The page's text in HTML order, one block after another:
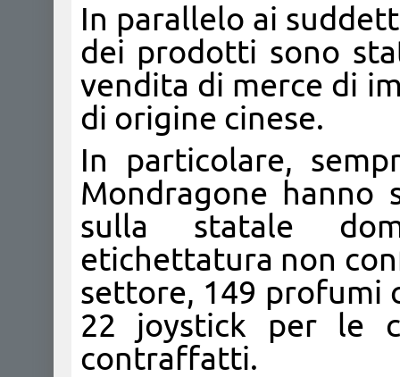
In parallelo ai
dei prodotti sono
vendita di merce di
di origine cinese.
In particolare,
Mondragone hanno
sulla statale
etichettatura non
settore, 149 profumi
22 joystick per le
contraffatti.